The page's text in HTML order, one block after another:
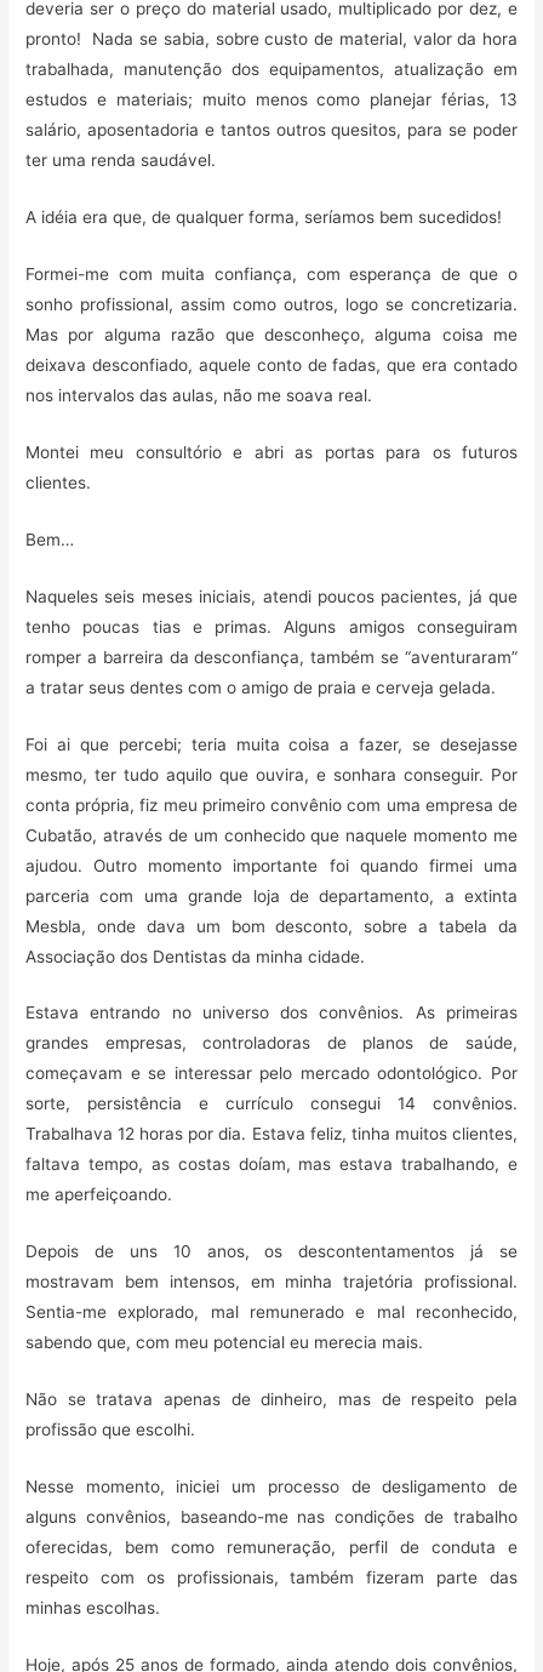
deveria ser o preço do material usado, multiplicado por dez, e
pronto! Nada se sabia, sobre custo de material, valor da hora
trabalhada, manutenção dos equipamentos, atualização em
estudos e materiais; muito menos como planejar férias, 13
salário, aposentadoria e tantos outros quesitos, para se poder
ter uma renda saudável.
A idéia era que, de qualquer forma, seríamos bem sucedidos!
Formei-me com muita confiança, com esperança de que o
sonho profissional, assim como outros, logo se concretizaria.
Mas por alguma razão que desconheço, alguma coisa me
deixava desconfiado, aquele conto de fadas, que era contado
nos intervalos das aulas, não me soava real.
Montei meu consultório e abri as portas para os futuros
clientes.
Bem…
Naqueles seis meses iniciais, atendi poucos pacientes, já que
tenho poucas tias e primas. Alguns amigos conseguiram
romper a barreira da desconfiança, também se “aventuraram”
a tratar seus dentes com o amigo de praia e cerveja gelada.
Foi ai que percebi; teria muita coisa a fazer, se desejasse
mesmo, ter tudo aquilo que ouvira, e sonhara conseguir. Por
conta própria, fiz meu primeiro convênio com uma empresa de
Cubatão, através de um conhecido que naquele momento me
ajudou. Outro momento importante foi quando firmei uma
parceria com uma grande loja de departamento, a extinta
Mesbla, onde dava um bom desconto, sobre a tabela da
Associação dos Dentistas da minha cidade.
Estava entrando no universo dos convênios. As primeiras
grandes empresas, controladoras de planos de saúde,
começavam e se interessar pelo mercado odontológico. Por
sorte, persistência e currículo consegui 14 convênios.
Trabalhava 12 horas por dia. Estava feliz, tinha muitos clientes,
faltava tempo, as costas doíam, mas estava trabalhando, e
me aperfeiçoando.
Depois de uns 10 anos, os descontentamentos já se
mostravam bem intensos, em minha trajetória profissional.
Sentia-me explorado, mal remunerado e mal reconhecido,
sabendo que, com meu potencial eu merecia mais.
Não se tratava apenas de dinheiro, mas de respeito pela
profissão que escolhi.
Nesse momento, iniciei um processo de desligamento de
alguns convênios, baseando-me nas condições de trabalho
oferecidas, bem como remuneração, perfil de conduta e
respeito com os profissionais, também fizeram parte das
minhas escolhas.
Hoje, após 25 anos de formado, ainda atendo dois convênios,